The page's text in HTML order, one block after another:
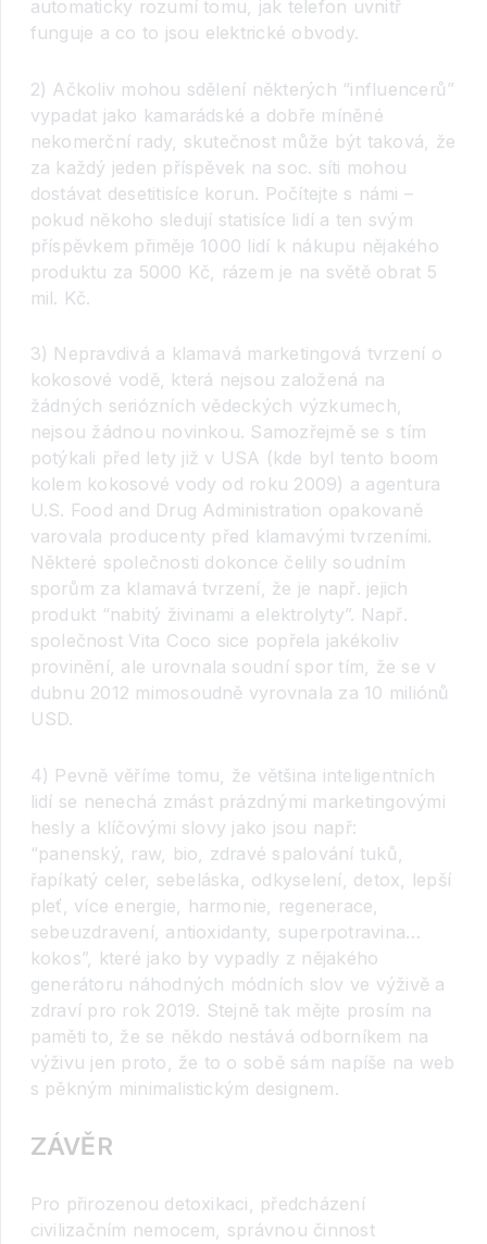
automaticky rozumí tomu, jak telefon uvnitř
funguje a co to jsou elektrické obvody.
2) Ačkoliv mohou sdělení některých “influencerů”
vypadat jako kamarádské a dobře míněné
nekomerční rady, skutečnost může být taková, že
za každý jeden příspěvek na soc. síti mohou
dostávat desetitisíce korun. Počítejte s námi –
pokud někoho sledují statisíce lidí a ten svým
příspěvkem přiměje 1000 lidí k nákupu nějakého
produktu za 5000 Kč, rázem je na světě obrat 5
mil. Kč.
3) Nepravdivá a klamavá marketingová tvrzení o
kokosové vodě, která nejsou založená na
žádných seriózních vědeckých výzkumech,
nejsou žádnou novinkou. Samozřejmě se s tím
potýkali před lety již v USA (kde byl tento boom
kolem kokosové vody od roku 2009) a agentura
U.S. Food and Drug Administration opakovaně
varovala producenty před klamavými tvrzeními.
Některé společnosti dokonce čelily soudním
sporům za klamavá tvrzení, že je např. jejich
produkt “nabitý živinami a elektrolyty”. Např.
společnost Vita Coco sice popřela jakékoliv
provinění, ale urovnala soudní spor tím, že se v
dubnu 2012 mimosoudně vyrovnala za 10 miliónů
USD.
4) Pevně věříme tomu, že většina inteligentních
lidí se nenechá zmást prázdnými marketingovými
hesly a klíčovými slovy jako jsou např:
“panenský, raw, bio, zdravé spalování tuků,
řapíkatý celer, sebeláska, odkyselení, detox, lepší
pleť, více energie, harmonie, regenerace,
sebeuzdravení, antioxidanty, superpotravina…
kokos”, které jako by vypadly z nějakého
generátoru náhodných módních slov ve výživě a
zdraví pro rok 2019. Stejně tak mějte prosím na
paměti to, že se někdo nestává odborníkem na
výživu jen proto, že to o sobě sám napíše na web
s pěkným minimalistickým designem.
ZÁVĚR
Pro přirozenou detoxikaci, předcházení
civilizačním nemocem, správnou činnost